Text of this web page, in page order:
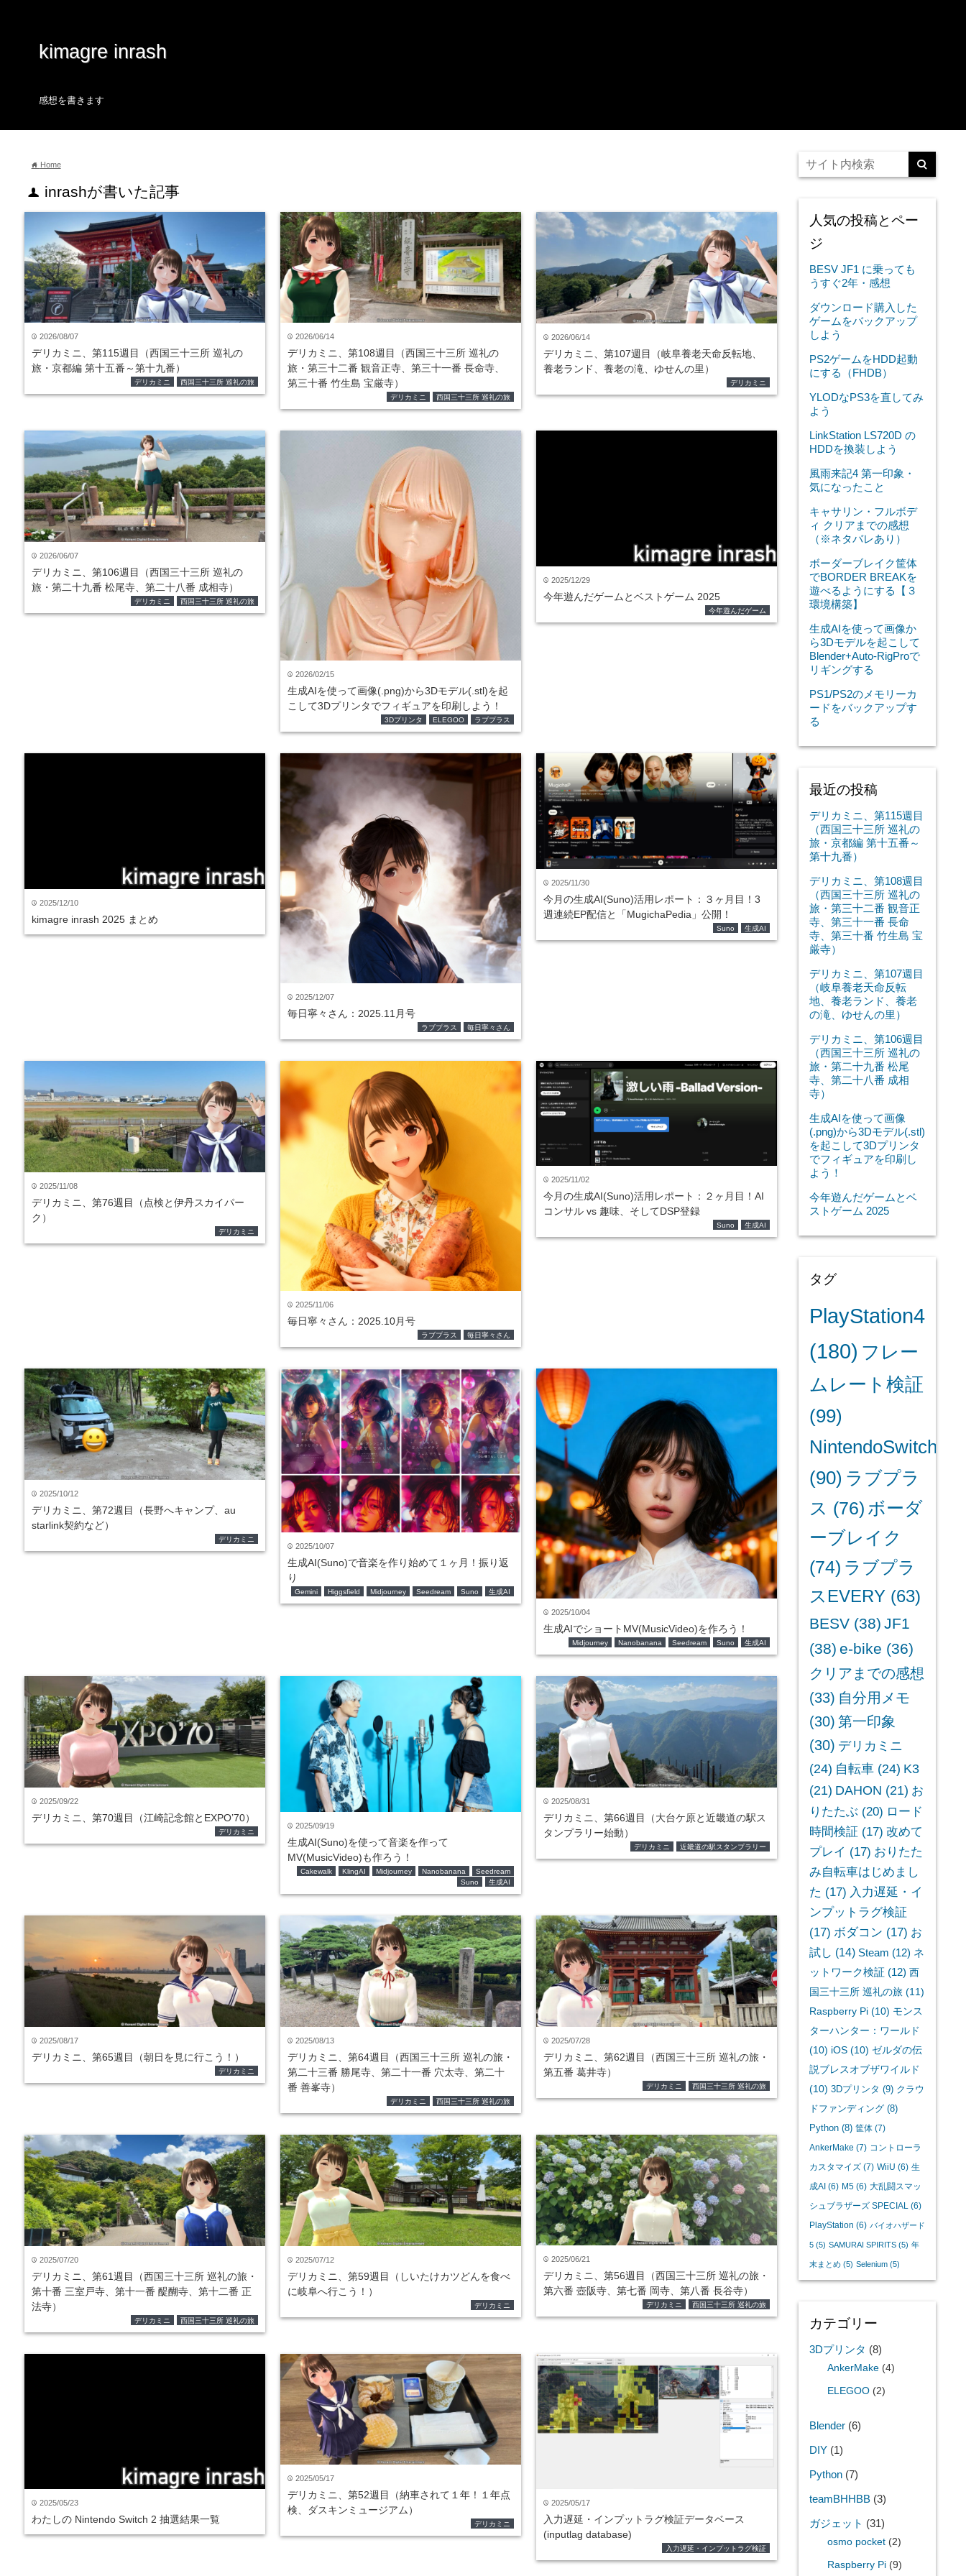
kimagre inrash
感想を書きます
home Home
user inrashが書いた記事
time 2026/08/07
デリカミニ、第115週目（西国三十三所 巡礼の
旅・京都編 第十五番～第十九番）
デリカミニ 西国三十三所 巡礼の旅
time 2026/06/14
デリカミニ、第108週目（西国三十三所 巡礼の
旅・第三十二番 観音正寺、第三十一番 長命寺、
第三十番 竹生島 宝厳寺）
デリカミニ 西国三十三所 巡礼の旅
time 2026/06/14
デリカミニ、第107週目（岐阜養老天命反転地、
養老ランド、養老の滝、ゆせんの里）
デリカミニ
time 2026/06/07
デリカミニ、第106週目（西国三十三所 巡礼の
旅・第二十九番 松尾寺、第二十八番 成相寺）
デリカミニ 西国三十三所 巡礼の旅
time 2026/02/15
生成AIを使って画像(.png)から3Dモデル(.stl)を起
こして3Dプリンタでフィギュアを印刷しよう！
3Dプリンタ ELEGOO ラブプラス
time 2025/12/29
今年遊んだゲームとベストゲーム 2025
今年遊んだゲーム
time 2025/12/10
kimagre inrash 2025 まとめ
time 2025/12/07
毎日寧々さん：2025.11月号
ラブプラス 毎日寧々さん
time 2025/11/30
今月の生成AI(Suno)活用レポート：３ヶ月目！3
週連続EP配信と「MugichaPedia」公開！
Suno 生成AI
time 2025/11/08
デリカミニ、第76週目（点検と伊丹スカイパー
ク）
デリカミニ
time 2025/11/06
毎日寧々さん：2025.10月号
ラブプラス 毎日寧々さん
time 2025/11/02
今月の生成AI(Suno)活用レポート：２ヶ月目！AI
コンサル vs 趣味、そしてDSP登録
Suno 生成AI
time 2025/10/12
デリカミニ、第72週目（長野へキャンプ、au
starlink契約など）
デリカミニ
time 2025/10/07
生成AI(Suno)で音楽を作り始めて１ヶ月！振り返
り
Gemini Higgsfield Midjourney Seedream Suno 生成AI
time 2025/10/04
生成AIでショートMV(MusicVideo)を作ろう！
Midjourney Nanobanana Seedream Suno 生成AI
time 2025/09/22
デリカミニ、第70週目（江崎記念館とEXPO’70）
デリカミニ
time 2025/09/19
生成AI(Suno)を使って音楽を作って
MV(MusicVideo)も作ろう！
Cakewalk KlingAI Midjourney Nanobanana
Seedream
Suno
生成AI
time 2025/08/31
デリカミニ、第66週目（大台ケ原と近畿道の駅ス
タンプラリー始動）
デリカミニ 近畿道の駅スタンプラリー
time 2025/08/17
デリカミニ、第65週目（朝日を見に行こう！）
デリカミニ
time 2025/08/13
デリカミニ、第64週目（西国三十三所 巡礼の旅・
第二十三番 勝尾寺、第二十一番 穴太寺、第二十
番 善峯寺）
デリカミニ 西国三十三所 巡礼の旅
time 2025/07/28
デリカミニ、第62週目（西国三十三所 巡礼の旅・
第五番 葛井寺）
デリカミニ 西国三十三所 巡礼の旅
time 2025/07/20
デリカミニ、第61週目（西国三十三所 巡礼の旅・
第十番 三室戸寺、第十一番 醍醐寺、第十二番 正
法寺）
デリカミニ 西国三十三所 巡礼の旅
time 2025/07/12
デリカミニ、第59週目（しいたけカツどんを食べ
に岐阜へ行こう！）
デリカミニ
time 2025/06/21
デリカミニ、第56週目（西国三十三所 巡礼の旅・
第六番 壺阪寺、第七番 岡寺、第八番 長谷寺）
デリカミニ 西国三十三所 巡礼の旅
time 2025/05/23
わたしの Nintendo Switch 2 抽選結果一覧
time 2025/05/17
デリカミニ、第52週目（納車されて１年！１年点
検、ダスキンミュージアム）
デリカミニ
time 2025/05/17
入力遅延・インプットラグ検証データベース
(inputlag database)
入力遅延・インプットラグ検証
人気の投稿とペー
ジ
BESV JF1 に乗っても
うすぐ2年・感想
ダウンロード購入した
ゲームをバックアップ
しよう
PS2ゲームをHDD起動
にする（FHDB）
YLODなPS3を直してみ
よう
LinkStation LS720D の
HDDを換装しよう
風雨来記4 第一印象・
気になったこと
キャサリン・フルボデ
ィ クリアまでの感想
（※ネタバレあり）
ボーダーブレイク筐体
でBORDER BREAKを
遊べるようにする【３
環境構築】
生成AIを使って画像か
ら3Dモデルを起こして
Blender+Auto-RigProで
リギングする
PS1/PS2のメモリーカ
ードをバックアップす
る
最近の投稿
デリカミニ、第115週目
（西国三十三所 巡礼の
旅・京都編 第十五番～
第十九番）
デリカミニ、第108週目
（西国三十三所 巡礼の
旅・第三十二番 観音正
寺、第三十一番 長命
寺、第三十番 竹生島 宝
厳寺）
デリカミニ、第107週目
（岐阜養老天命反転
地、養老ランド、養老
の滝、ゆせんの里）
デリカミニ、第106週目
（西国三十三所 巡礼の
旅・第二十九番 松尾
寺、第二十八番 成相
寺）
生成AIを使って画像
(.png)から3Dモデル(.stl)
を起こして3Dプリンタ
でフィギュアを印刷し
よう！
今年遊んだゲームとベ
ストゲーム 2025
タグ
PlayStation4
(180) フレー
ムレート検証
(99)
NintendoSwitch
(90) ラブプラ
ス (76) ボーダ
ーブレイク
(74) ラブプラ
スEVERY(63)
BESV(38) JF1
(38) e-bike (36)
クリアまでの感想
(33) 自分用メモ
(30) 第一印象
(30) デリカミニ
(24) 自転車(24) K3
(21) DAHON (21) お
りたたぶ (20) ロード
時間検証 (17) 改めて
プレイ (17) おりたた
み自転車はじめまし
た (17) 入力遅延・イ
ンプットラグ検証
(17) ボダコン (17) お
試し (14) Steam (12) ネ
ットワーク検証 (12) 西
国三十三所 巡礼の旅(11)
Raspberry Pi(10) モンス
ターハンター：ワールド
(10) iOS(10) ゼルダの伝
説ブレスオブザワイルド
(10) 3Dプリンタ (9) クラウ
ドファンディング(8)
Python(8) 筐体(7)
AnkerMake (7) コントローラ
カスタマイズ(7) WiiU (6) 生
成AI (6) M5(6) 大乱闘スマッ
シュブラザーズ SPECIAL (6)
PlayStation (6) バイオハザード
5(5) SAMURAI SPIRITS(5) 年
末まとめ(5) Selenium(5)
カテゴリー
3Dプリンタ (8)
AnkerMake(4)
ELEGOO(2)
Blender(6)
DIY(1)
Python(7)
teamBHHBB(3)
ガジェット (31)
osmo pocket(2)
Raspberry Pi(9)